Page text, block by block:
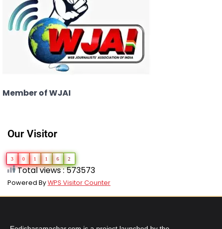
Member of WJAI
Our Visitor
3 0 1 1 6 2
Total views : 573573
Powered ByWPS Visitor Counter